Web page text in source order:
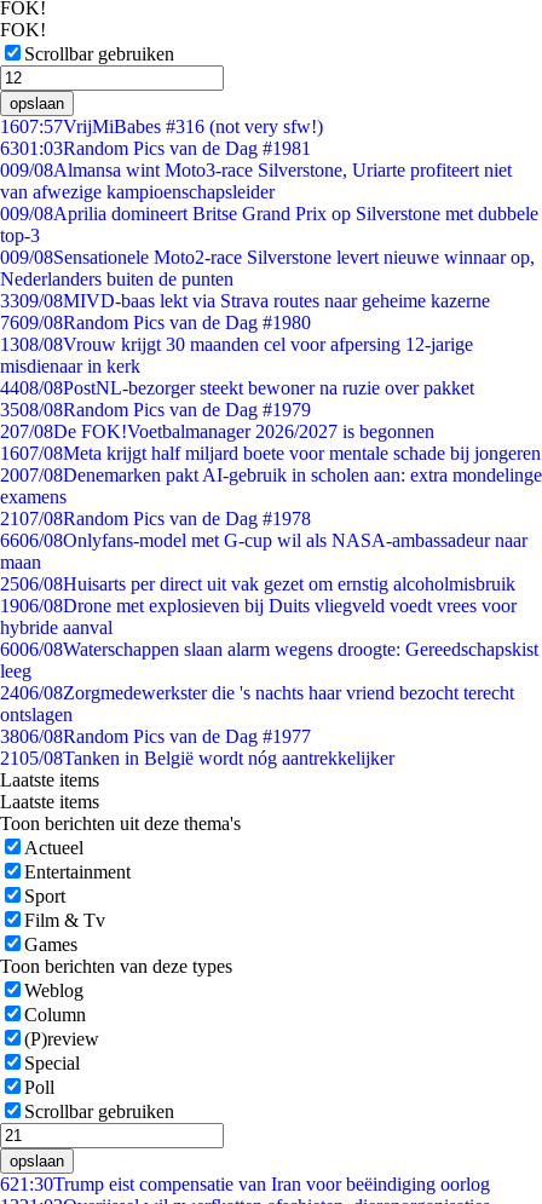
FOK!
FOK!
Scrollbar gebruiken
opslaan
1607:57VrijMiBabes #316 (not very sfw!)
6301:03Random Pics van de Dag #1981
009/08Almansa wint Moto3-race Silverstone, Uriarte profiteert niet
van afwezige kampioenschapsleider
009/08Aprilia domineert Britse Grand Prix op Silverstone met dubbele
top-3
009/08Sensationele Moto2-race Silverstone levert nieuwe winnaar op,
Nederlanders buiten de punten
3309/08MIVD-baas lekt via Strava routes naar geheime kazerne
7609/08Random Pics van de Dag #1980
1308/08Vrouw krijgt 30 maanden cel voor afpersing 12-jarige
misdienaar in kerk
4408/08PostNL-bezorger steekt bewoner na ruzie over pakket
3508/08Random Pics van de Dag #1979
207/08De FOK!Voetbalmanager 2026/2027 is begonnen
1607/08Meta krijgt half miljard boete voor mentale schade bij jongeren
2007/08Denemarken pakt AI-gebruik in scholen aan: extra mondelinge
examens
2107/08Random Pics van de Dag #1978
6606/08Onlyfans-model met G-cup wil als NASA-ambassadeur naar
maan
2506/08Huisarts per direct uit vak gezet om ernstig alcoholmisbruik
1906/08Drone met explosieven bij Duits vliegveld voedt vrees voor
hybride aanval
6006/08Waterschappen slaan alarm wegens droogte: Gereedschapskist
leeg
2406/08Zorgmedewerkster die 's nachts haar vriend bezocht terecht
ontslagen
3806/08Random Pics van de Dag #1977
2105/08Tanken in België wordt nóg aantrekkelijker
Laatste items
Laatste items
Toon berichten uit deze thema's
Actueel
Entertainment
Sport
Film & Tv
Games
Toon berichten van deze types
Weblog
Column
(P)review
Special
Poll
Scrollbar gebruiken
opslaan
621:30Trump eist compensatie van Iran voor beëindiging oorlog